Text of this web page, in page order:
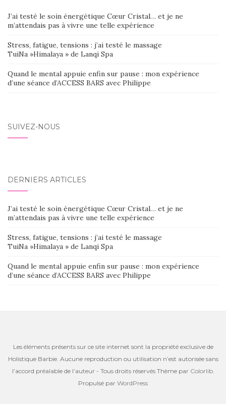
J’ai testé le soin énergétique Cœur Cristal… et je ne
m’attendais pas à vivre une telle expérience
Stress, fatigue, tensions : j’ai testé le massage
TuiNa »Himalaya » de Lanqi Spa
Quand le mental appuie enfin sur pause : mon expérience
d’une séance d’ACCESS BARS avec Philippe
SUIVEZ-NOUS
DERNIERS ARTICLES
J’ai testé le soin énergétique Cœur Cristal… et je ne
m’attendais pas à vivre une telle expérience
Stress, fatigue, tensions : j’ai testé le massage
TuiNa »Himalaya » de Lanqi Spa
Quand le mental appuie enfin sur pause : mon expérience
d’une séance d’ACCESS BARS avec Philippe
Les éléments présents sur ce site internet sont la propriété exclusive de
Holistique Barbie. Aucune reproduction ou utilisation n’est autorisée sans
l’accord préalable de l’auteur - Tous droits réservés Thème par Colorlib.
Propulsé par WordPress